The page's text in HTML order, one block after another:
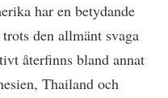
har en betydande
den allmänt svaga
återfinns bland annat
Thailand och